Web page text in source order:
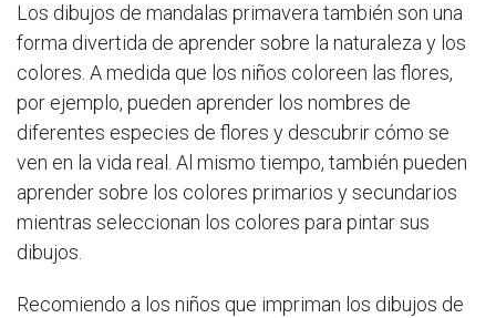
Los dibujos de mandalas primavera también son una
forma divertida de aprender sobre la naturaleza y los
colores. A medida que los niños coloreen las flores,
por ejemplo, pueden aprender los nombres de
diferentes especies de flores y descubrir cómo se
ven en la vida real. Al mismo tiempo, también pueden
aprender sobre los colores primarios y secundarios
mientras seleccionan los colores para pintar sus
dibujos.
Recomiendo a los niños que impriman los dibujos de